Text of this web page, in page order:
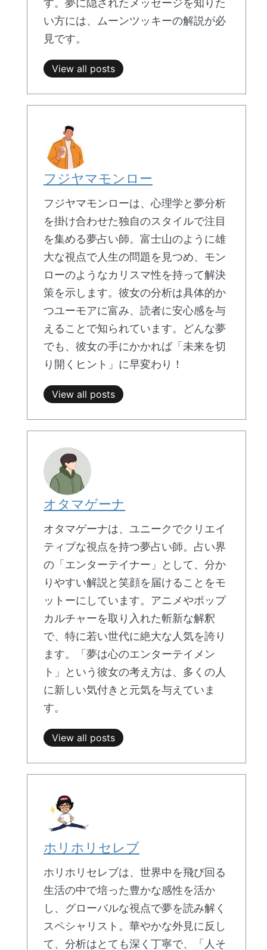
い方には、ムーンツッキーの解説が必
見です。
View all posts
フジヤマモンロー
フジヤマモンローは、心理学と夢分析
を掛け合わせた独自のスタイルで注目
を集める夢占い師。富士山のように雄
大な視点で人生の問題を見つめ、モン
ローのようなカリスマ性を持って解決
策を示します。彼女の分析は具体的か
つユーモアに富み、読者に安心感を与
えることで知られています。どんな夢
でも、彼女の手にかかれば「未来を切
り開くヒント」に早変わり！
View all posts
オタマゲーナ
オタマゲーナは、ユニークでクリエイ
ティブな視点を持つ夢占い師。占い界
の「エンターテイナー」として、分か
りやすい解説と笑顔を届けることをモ
ットーにしています。アニメやポップ
カルチャーを取り入れた斬新な解釈
で、特に若い世代に絶大な人気を誇り
ます。「夢は心のエンターテイメン
ト」という彼女の考え方は、多くの人
に新しい気付きと元気を与えていま
す。
View all posts
ホリホリセレブ
ホリホリセレブは、世界中を飛び回る
生活の中で培った豊かな感性を活か
し、グローバルな視点で夢を読み解く
スペシャリスト。華やかな外見に反し
て、分析はとても深く丁寧で、「人そ